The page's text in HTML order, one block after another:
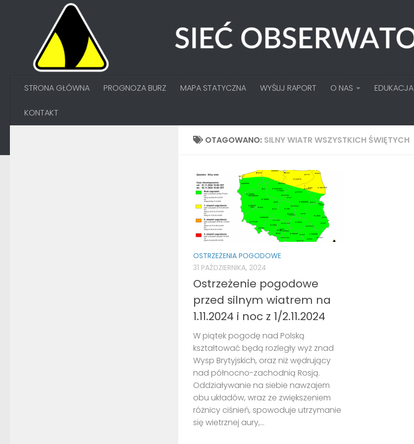
Przejdź do treści
STRONA GŁÓWNA PROGNOZA BURZ MAPA STATYCZNA WYŚLIJ RAPORT O NAS EDUKACJA
KONTAKT
OTAGOWANO: SILNY WIATR WSZYSTKICH ŚWIĘTYCH
OSTRZEŻENIA POGODOWE
31 PAŹDZIERNIKA, 2024
Ostrzeżenie pogodowe
przed silnym wiatrem na
1.11.2024 i noc z 1/2.11.2024
W piątek pogodę nad Polską
kształtować będą rozległy wyż znad
Wysp Brytyjskich, oraz niż wędrujący
nad północno-zachodnią Rosją.
Oddziaływanie na siebie nawzajem
obu układów, wraz ze zwiększeniem
różnicy ciśnień, spowoduje utrzymanie
się wietrznej aury,...